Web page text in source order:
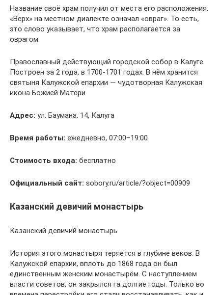
Название своё храм получил от места его расположения.
«Верх» на местном диалекте означал «овраг». То есть,
это слово указывает, что храм располагается за
оврагом.
Православный действующий городской собор в Калуге.
Построен за 2 года, в 1700-1701 годах. В нём хранится
святыня Калужской епархии — чудотворная Калужская
икона Божией Матери.
Адрес: ул. Баумана, 14, Калуга
Время работы: ежедневно, 07:00–19:00
Стоимость входа: бесплатно
Официальный сайт: sobory.ru/article/?object=00909
Казанский девичий монастырь
Казанский девичий монастырь
История этого монастыря теряется в глубине веков. В
Калужской епархии, вплоть до 1868 года он был
единственным женским монастырём. С наступлением
власти советов, он закрылся га долгие годы. Только во